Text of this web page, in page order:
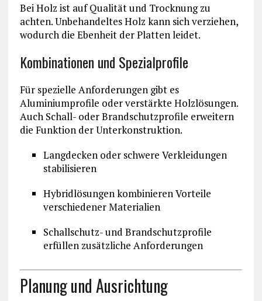
Bei Holz ist auf Qualität und Trocknung zu
achten. Unbehandeltes Holz kann sich verziehen,
wodurch die Ebenheit der Platten leidet.
Kombinationen und Spezialprofile
Für spezielle Anforderungen gibt es
Aluminiumprofile oder verstärkte Holzlösungen.
Auch Schall- oder Brandschutzprofile erweitern
die Funktion der Unterkonstruktion.
Langdecken oder schwere Verkleidungen
stabilisieren
Hybridlösungen kombinieren Vorteile
verschiedener Materialien
Schallschutz- und Brandschutzprofile
erfüllen zusätzliche Anforderungen
Planung und Ausrichtung